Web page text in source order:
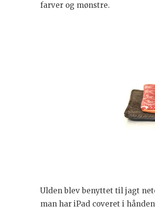
farver og mønstre.
Ulden blev benyttet til jagt
man har iPad coveret i